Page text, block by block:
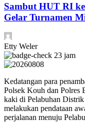
Sambut HUT RI
Gelar Turnamen
Etty Weler
23 jam
Kedatangan para
Polsek Kouh dan Polres
kaki di Pelabuhan
melakukan pendataan
perjalanan menuju